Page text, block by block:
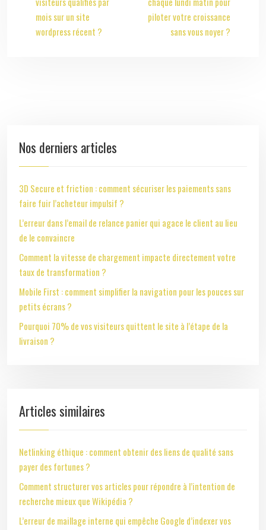
mois sur un site
wordpress récent ?
piloter votre croissance
sans vous noyer ?
Nos derniers articles
3D Secure et friction : comment sécuriser les paiements sans
faire fuir l’acheteur impulsif ?
L’erreur dans l’email de relance panier qui agace le client au lieu
de le convaincre
Comment la vitesse de chargement impacte directement votre
taux de transformation ?
Mobile First : comment simplifier la navigation pour les pouces sur
petits écrans ?
Pourquoi 70% de vos visiteurs quittent le site à l’étape de la
livraison ?
Articles similaires
Netlinking éthique : comment obtenir des liens de qualité sans
payer des fortunes ?
Comment structurer vos articles pour répondre à l’intention de
recherche mieux que Wikipédia ?
L’erreur de maillage interne qui empêche Google d’indexer vos